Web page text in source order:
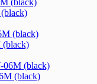
(black)
(black)